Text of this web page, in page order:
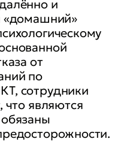
и
«домашний»
от
по
сотрудники
что являются